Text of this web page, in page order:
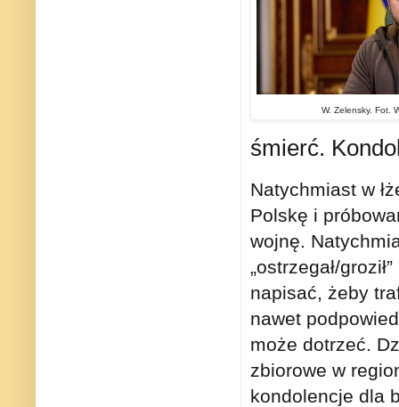
W. Zelensky. Fot.
śmierć.
Natychmiast w
Polskę i
wojnę.
„ostrzegał/
napisać, żeby
nawet
może dotrzeć.
zbiorowe w
kondolencje dla